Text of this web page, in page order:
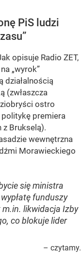
PiS ludzi
opisuje Radio ZET,
„wyrok”
działalnością
(zwłaszcza
ostro
politykę premiera
z Brukselą).
wewnętrzna
Morawieckiego
się ministra
funduszy
likwidacja Izby
co blokuje lider
– czytamy.